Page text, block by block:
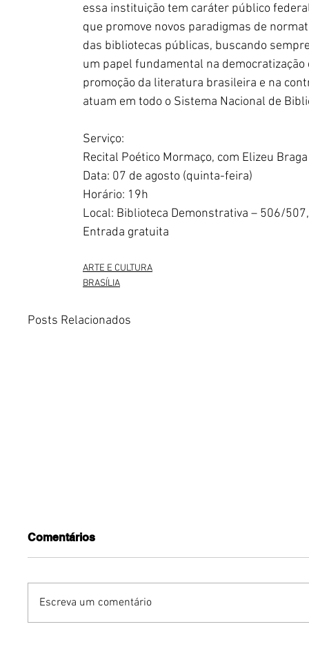
essa instituição tem caráter público
que promove novos paradigmas de
das bibliotecas públicas, buscando
um papel fundamental na
promoção da literatura brasileira e na
atuam em todo o Sistema Nacional de
Serviço:
Recital Poético Mormaço, com Elizeu Braga
Data: 07 de agosto (quinta-feira)
Horário: 19h
Local: Biblioteca Demonstrativa – 506/
Entrada gratuita
ARTE E CULTURA
BRASÍLIA
Posts Relacionados
Comentários
Escreva um comentário